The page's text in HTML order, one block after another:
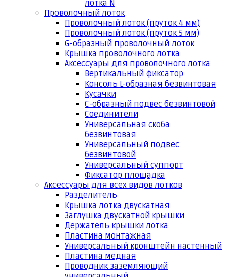
лотка N
Проволочный лоток
Проволочный лоток (пруток 4 мм)
Проволочный лоток (пруток 5 мм)
G-образный проволочный лоток
Крышка проволочного лотка
Аксессуары для проволочного лотка
Вертикальный фиксатор
Консоль L-образная безвинтовая
Кусачки
С-образный подвес безвинтовой
Соединители
Универсальная скоба
безвинтовая
Универсальный подвес
безвинтовой
Универсальный суппорт
Фиксатор площадка
Аксессуары для всех видов лотков
Разделитель
Крышка лотка двускатная
Заглушка двускатной крышки
Держатель крышки лотка
Пластина монтажная
Универсальный кронштейн настенный
Пластина медная
Проводник заземляющий